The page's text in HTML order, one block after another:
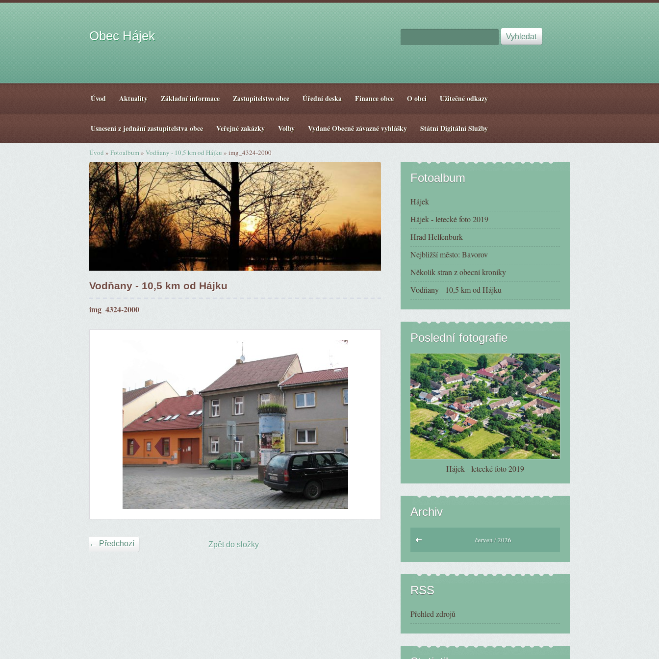
Obec Hájek
Úvod Aktuality Základní informace Zastupitelstvo obce Úřední deska Finance obce O obci Užitečné odkazy
Usnesení z jednání zastupitelstva obce Veřejné zakázky Volby Vydané Obecně závazné vyhlášky Státní Digitální Služby
Úvod » Fotoalbum» Vodňany - 10,5 km od Hájku » img_4324-2000
Vodňany - 10,5 km od Hájku
img_4324-2000
← Předchozí Zpět do složky
Fotoalbum
Hájek
Hájek - letecké foto 2019
Hrad Helfenburk
Nejbližší město: Bavorov
Několik stran z obecní kroniky
Vodňany - 10,5 km od Hájku
Poslední fotografie
Hájek - letecké foto 2019
Archiv
červen /2026
RSS
Přehled zdrojů